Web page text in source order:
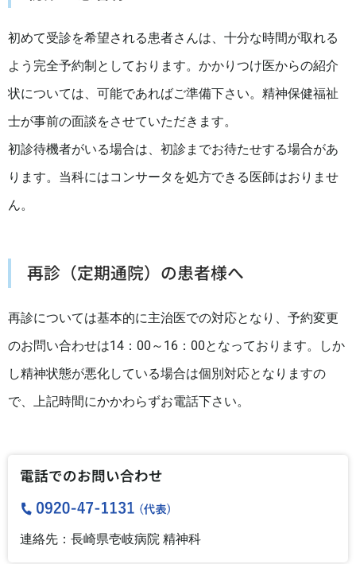
初めて受診を希望される患者さんは、十分な時間が取れる
よう完全予約制としております。かかりつけ医からの紹介
状については、可能であればご準備下さい。精神保健福祉
士が事前の面談をさせていただきます。
初診待機者がいる場合は、初診までお待たせする場合があ
ります。当科にはコンサータを処方できる医師はおりませ
ん。
再診（定期通院）の患者様へ
再診については基本的に主治医での対応となり、予約変更
のお問い合わせは14：00～16：00となっております。しか
し精神状態が悪化している場合は個別対応となりますの
で、上記時間にかかわらずお電話下さい。
電話でのお問い合わせ
連絡先：長崎県壱岐病院 精神科